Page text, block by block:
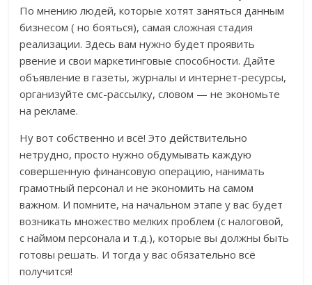
По мнению людей, которые хотят заняться данным
бизнесом ( но бояться), самая сложная стадия
реализации. Здесь вам нужно будет проявить
рвение и свои маркетинговые способности. Дайте
объявление в газеты, журналы и интернет-ресурсы,
организуйте смс-рассылку, словом — не экономьте
на рекламе.
Ну вот собственно и всё! Это действительно
нетрудно, просто нужно обдумывать каждую
совершенную финансовую операцию, нанимать
грамотный персонал и не экономить на самом
важном. И помните, на начальном этапе у вас будет
возникать множество мелких проблем (с налоговой,
с наймом персонала и т.д.), которые вы должны быть
готовы решать. И тогда у вас обязательно всё
получится!